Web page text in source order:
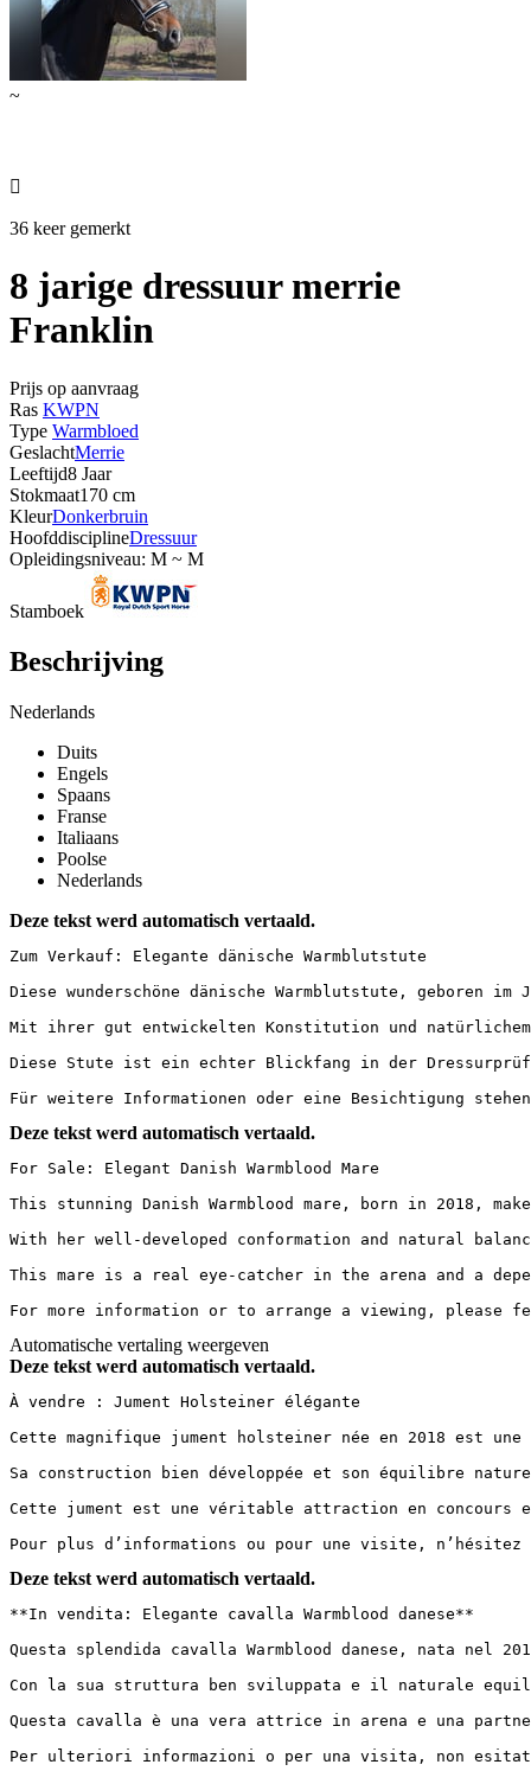
~

36 keer gemerkt
8 jarige dressuur merrie
Franklin
Prijs op aanvraag
Ras KWPN
Type Warmbloed
GeslachtMerrie
Leeftijd8 Jaar
Stokmaat170 cm
KleurDonkerbruin
HoofddisciplineDressuur
Opleidingsniveau: M ~ M
Stamboek
Beschrijving
Nederlands
Duits
Engels
Spaans
Franse
Italiaans
Poolse
Nederlands
Deze tekst werd automatisch vertaald.
Zum Verkauf: Elegante dänische Warmblutstute
Diese wunderschöne dänische Warmblutstute,
Mit ihrer gut entwickelten Konstitution und
Diese Stute ist ein echter Blickfang in der
Für weitere Informationen oder eine Besichtigung
Deze tekst werd automatisch vertaald.
For Sale: Elegant Danish Warmblood Mare
This stunning Danish Warmblood mare, born in 2018,
With her well-developed conformation and natural
This mare is a real eye-catcher in the arena and a
For more information or to arrange a viewing, please
Automatische vertaling weergeven
Deze tekst werd automatisch vertaald.
À vendre : Jument Holsteiner élégante
Cette magnifique jument holsteiner née en 2018 est
Sa construction bien développée et son équilibre
Cette jument est une véritable attraction en
Pour plus d’informations ou pour une visite, n’hésitez
Deze tekst werd automatisch vertaald.
**In vendita: Elegante cavalla Warmblood danese**
Questa splendida cavalla Warmblood danese, nata
Con la sua struttura ben sviluppata e il naturale
Questa cavalla è una vera attrice in arena e una
Per ulteriori informazioni o per una visita, non